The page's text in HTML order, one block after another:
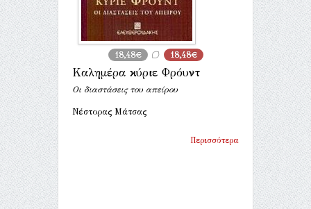
18,48€ 18,48€
Καλημέρα κύριε Φρόυντ
Οι διαστάσεις του απείρου
Νέστορας Μάτσας
Περισσότερα